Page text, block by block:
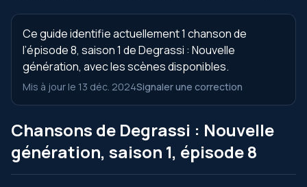
Ce guide identifie actuellement 1 chanson de
l’épisode 8, saison 1 de Degrassi : Nouvelle
génération, avec les scènes disponibles.
Mis à jour le 13 déc. 2024Signaler une correction
Chansons de Degrassi : Nouvelle
génération, saison 1, épisode 8